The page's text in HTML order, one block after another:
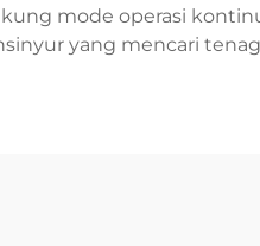
mode operasi
yang mencari